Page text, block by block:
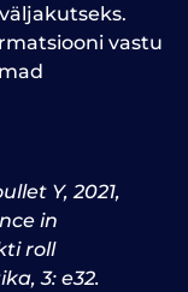
vastu
Y, 2021,
in
roll
3: e32.